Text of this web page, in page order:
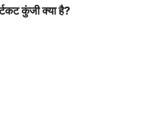
कुंजी क्या है?